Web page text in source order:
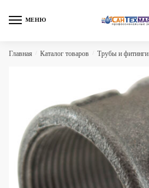
МЕНЮ
Главная Каталог товаров Трубы и фитинги